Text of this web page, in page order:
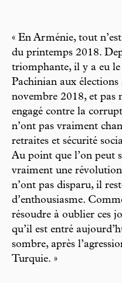
« En Arménie, tout
du printemps 2018.
triomphante, il y a eu le
Pachinian aux élections
novembre 2018, et pas
engagé contre la
n’ont pas vraiment
retraites et sécurité
Au point que l’on peut
vraiment une
n’ont pas disparu, il
d’enthousiasme.
résoudre à oublier ces
qu’il est entré
sombre, après
Turquie. »